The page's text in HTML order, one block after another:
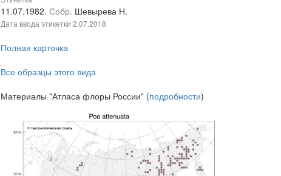
11.07.1982. Собр. Шевырева Н.
Дата ввода этикетки 2.07.2018
Полная карточка
Все образцы этого вида
Материалы "Атласа флоры России" (подробности)